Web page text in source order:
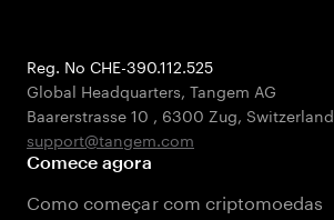
Reg. No CHE-390.112.525
Global Headquarters, Tangem AG
Baarerstrasse 10 , 6300 Zug, Switzerland
support@tangem.com
Comece agora
Como começar com criptomoedas